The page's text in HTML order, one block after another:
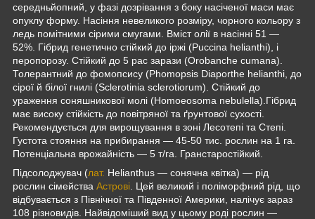
середньйопний, у фазі дозрівання з боку насіченої маси має
опуклу форму. Насіння невеликого розміру, чорного кольору з
ледь помітними сірими смугами. Вміст олії в насінні 51 —
52%. Гібрид генетично стійкий до іржі (Puccina helianthi), і
перопорозу. Стійкий до 5 рас зарази (Orobanche cumana).
Толерантний до фомопсису (Phomopsis Diaporthe helianthi, до
сірої й білої гнилі (Sclerotinia sclerotiorum). Стійкий до
ураження соняшникової молі (Homoeosoma nebulella).Гібрид
має високу стійкість до повітряної та ґрунтової сухості.
Рекомендується для вирощування в зоні Лесотепі та Степі.
Густота стояння на прибирання — 45-50 тис. рослин на 1 га.
Потенціальна врожайність — 5 т/га. Гранстаростійкий.
Підсолоджувач (лат. Helianthus — сонячна квітка) — рід
рослин сімейства Астрові . Цей великий і поліморфний рід, що
відбувається з Північної та Південної Америки, налічує зараз
108 різновидів. Найвідоміший вид у цьому роді рослин —